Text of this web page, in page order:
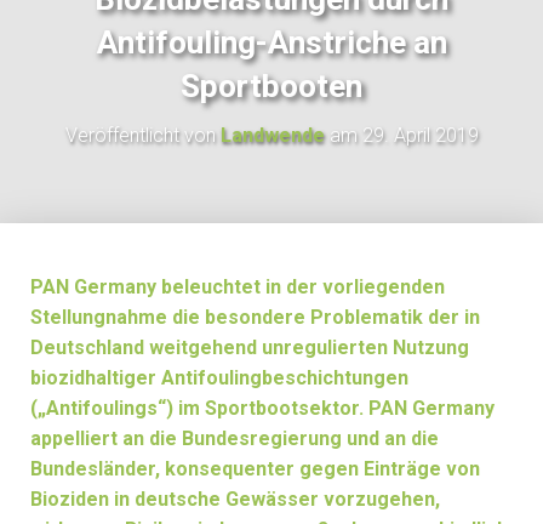
Antifouling-Anstriche an
Sportbooten
Veröffentlicht von Landwendeam 29. April 2019
PAN Germany beleuchtet in der vorliegenden
Stellungnahme die besondere Problematik der in
Deutschland weitgehend unregulierten Nutzung
biozidhaltiger Antifoulingbeschichtungen
(„Antifoulings“) im Sportbootsektor. PAN Germany
appelliert an die Bundesregierung und an die
Bundesländer, konsequenter gegen Einträge von
Bioziden in deutsche Gewässer vorzugehen,